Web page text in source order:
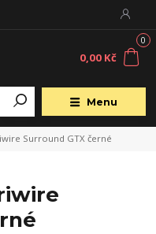
Menu
0
0,00 Kč
Surround GTX černé